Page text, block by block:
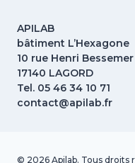
APILAB
bâtiment L’Hexagone
10 rue Henri Bessemer
17140 LAGORD
Tel. 05 46 34 10 71
contact@apilab.fr
© 2026 Apilab. Tous droits